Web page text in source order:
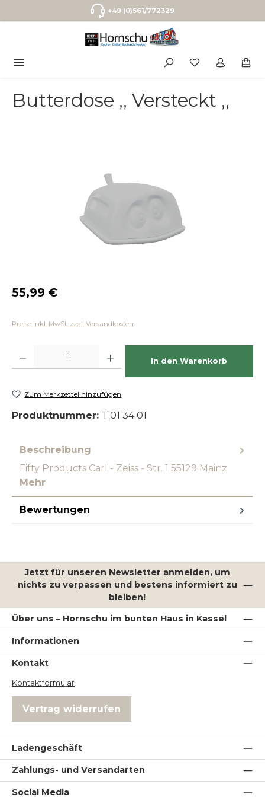
Zum Hauptinhalt springen+49 (0)561/772329
Butterdose ,, Versteckt ,,
Regulärer Preis:
55,99 €
Preise inkl. MwSt. zzgl. Versandkosten
In den Warenkorb
Zum Merkzettel hinzufügen
Produktnummer: T.01 34 01
Beschreibung
Fifty Products Carl - Zeiss - Str. 1 55129 Mainz
Mehr
Bewertungen
Jetzt für unseren Newsletter anmelden, um
nichts zu verpassen und bestens informiert zu
bleiben!
Über uns – Hornschu im bunten Haus in Kassel
Informationen
Kontakt
Kontaktformular
Vertrag widerrufen
Ladengeschäft
Zahlungs- und Versandarten
Social Media